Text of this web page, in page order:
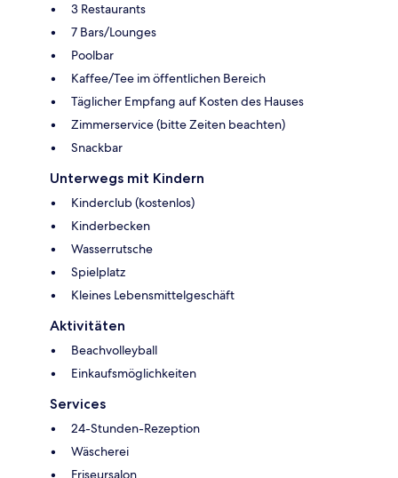
3 Restaurants
7 Bars/Lounges
Poolbar
Kaffee/Tee im öffentlichen Bereich
Täglicher Empfang auf Kosten des Hauses
Zimmerservice (bitte Zeiten beachten)
Snackbar
Unterwegs mit Kindern
Kinderclub (kostenlos)
Kinderbecken
Wasserrutsche
Spielplatz
Kleines Lebensmittelgeschäft
Aktivitäten
Beachvolleyball
Einkaufsmöglichkeiten
Services
24-Stunden-Rezeption
Wäscherei
Friseursalon